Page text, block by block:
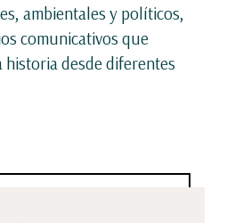
ambientales y políticos,
comunicativos que
desde diferentes